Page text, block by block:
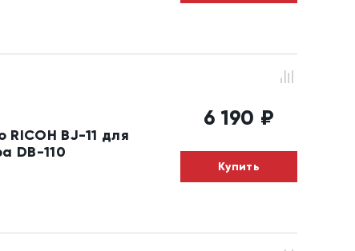
BJ-11 для
DB-110
6 190 ₽
Купить